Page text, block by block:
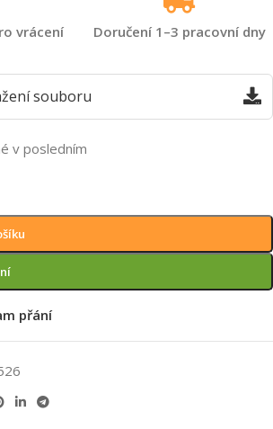
vrácení Doručení 1–3 pracovní dny
souboru
v posledním
přání